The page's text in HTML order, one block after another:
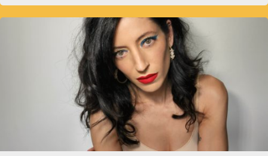
דלתות
19:30
הופעה
20:00